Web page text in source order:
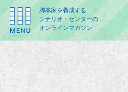
脚本家を養成する
シナリオ・センターの
オンラインマガジン